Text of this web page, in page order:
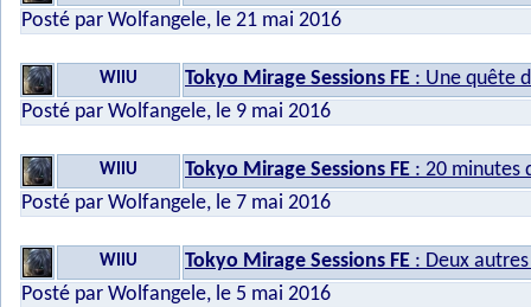
Posté par Wolfangele, le 21 mai 2016
WIIU Tokyo Mirage Sessions FE : Une quête
Posté par Wolfangele, le 9 mai 2016
WIIU Tokyo Mirage Sessions FE : 20 minutes
Posté par Wolfangele, le 7 mai 2016
WIIU Tokyo Mirage Sessions FE : Deux
Posté par Wolfangele, le 5 mai 2016